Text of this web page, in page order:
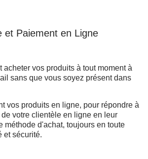
et Paiement en Ligne
acheter vos produits à tout moment à
sans que vous soyez présent dans
vos produits en ligne, pour répondre à
votre clientèle en ligne en leur
méthode d'achat, toujours en toute
et sécurité.